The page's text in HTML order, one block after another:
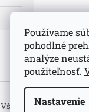
Používame
pohodlné
analýze
použiteľnosť.
Nastavenie
Všetky práva